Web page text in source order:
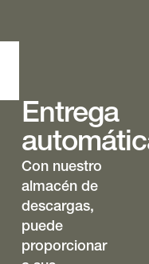
Entrega
Con nuestro
almacén de
descargas,
puede
proporcionar